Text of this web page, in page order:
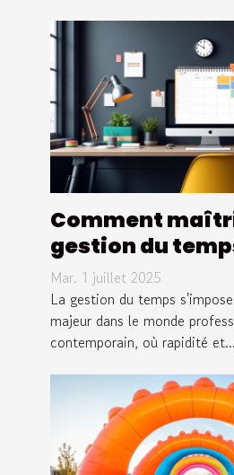
Comment
gestion du
booster votre
professionnelle
Mar. 1 juillet 2025
La gestion du temps
majeur dans le monde
contemporain, où rapidité et...